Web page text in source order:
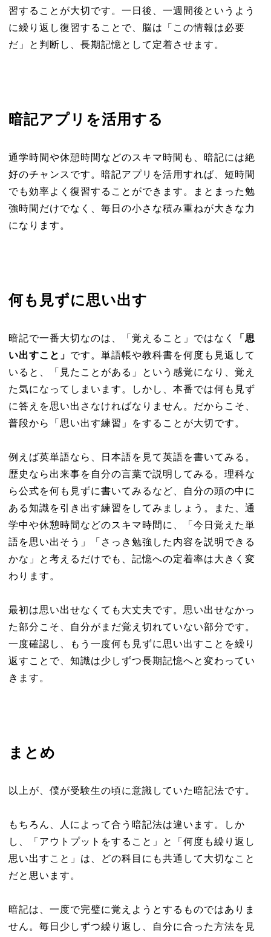
習することが大切です。一日後、一週間後というよう
に繰り返し復習することで、脳は「この情報は必要
だ」と判断し、長期記憶として定着させます。
暗記アプリを活用する
通学時間や休憩時間などのスキマ時間も、暗記には絶
好のチャンスです。暗記アプリを活用すれば、短時間
でも効率よく復習することができます。まとまった勉
強時間だけでなく、毎日の小さな積み重ねが大きな力
になります。
何も見ずに思い出す
暗記で一番大切なのは、「覚えること」ではなく
「思
い出すこと」 です。単語帳や教科書を何度も見返して
いると、「見たことがある」という感覚になり、覚え
た気になってしまいます。しかし、本番では何も見ず
に答えを思い出さなければなりません。だからこそ、
普段から「思い出す練習」をすることが大切です。
例えば英単語なら、日本語を見て英語を書いてみる。
歴史なら出来事を自分の言葉で説明してみる。理科な
ら公式を何も見ずに書いてみるなど、自分の頭の中に
ある知識を引き出す練習をしてみましょう。また、通
学中や休憩時間などのスキマ時間に、「今日覚えた単
語を思い出そう」「さっき勉強した内容を説明できる
かな」と考えるだけでも、記憶への定着率は大きく変
わります。
最初は思い出せなくても大丈夫です。思い出せなかっ
た部分こそ、自分がまだ覚え切れていない部分です。
一度確認し、もう一度何も見ずに思い出すことを繰り
返すことで、知識は少しずつ長期記憶へと変わってい
きます。
まとめ
以上が、僕が受験生の頃に意識していた暗記法です。
もちろん、人によって合う暗記法は違います。しか
し、「アウトプットをすること」と「何度も繰り返し
思い出すこと」は、どの科目にも共通して大切なこと
だと思います。
暗記は、一度で完璧に覚えようとするものではありま
せん。毎日少しずつ繰り返し、自分に合った方法を見